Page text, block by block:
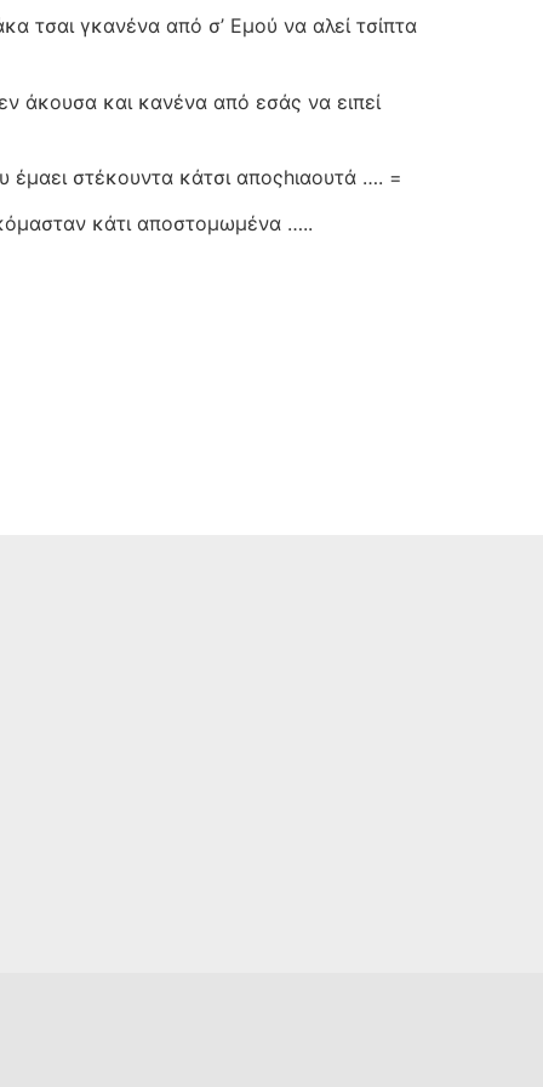
τσαι γκανένα από σ’ Εμού να αλεί τσίπτα
άκουσα και κανένα από εσάς να ειπεί
στέκουντα κάτσι αποςhιαουτά …. =
κάτι αποστομωμένα …..